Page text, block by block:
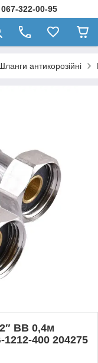
322-00-95
антикорозійні
BВ 0,4м
400 204275